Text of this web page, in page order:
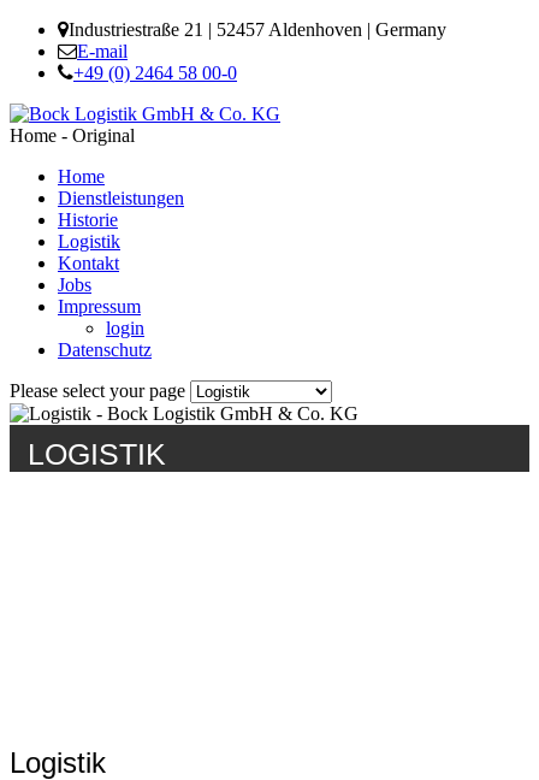
Industriestraße 21 | 52457 Aldenhoven | Germany
E-mail
+49 (0) 2464 58 00-0
Home - Original
Home
Dienstleistungen
Historie
Logistik
Kontakt
Jobs
Impressum
login
Datenschutz
Please select your page
LOGISTIK
Logistik